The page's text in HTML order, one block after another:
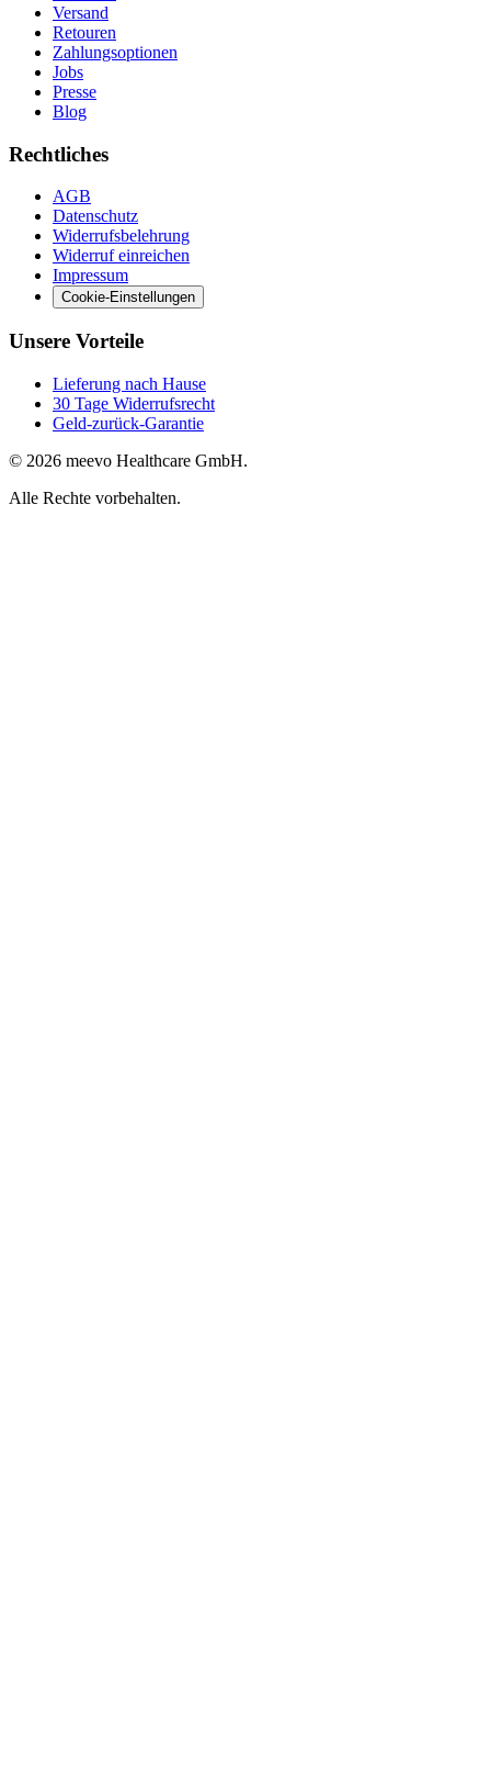
Versand
Retouren
Zahlungsoptionen
Jobs
Presse
Blog
Rechtliches
AGB
Datenschutz
Widerrufsbelehrung
Widerruf einreichen
Impressum
Cookie-Einstellungen
Unsere Vorteile
Lieferung nach Hause
30 Tage Widerrufsrecht
Geld-zurück-Garantie
© 2026 meevo Healthcare GmbH.
Alle Rechte vorbehalten.